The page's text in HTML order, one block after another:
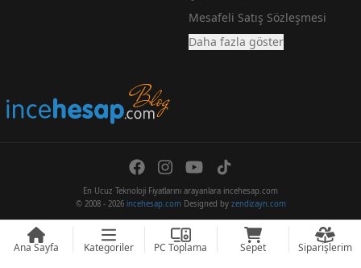
Ana Sayfa Kategoriler PC Toplama Sepet Siparişlerim
Mesafeli Satış Sözleşmesi
Daha fazla göster
En Ucuz Teknoloji Fiyatlarını arayanlara incehesap.com
© 2008 - 2026 incehesap.comDesigned by zendizayn.com